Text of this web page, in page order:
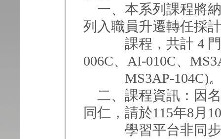
一、本系列課程將
列入職員升遷轉任採
課程，共計 4 門
006C、AI-010C、
MS3AP-104C)
二、課程資訊：因
同仁，請於115年8月
學習平台非同步學